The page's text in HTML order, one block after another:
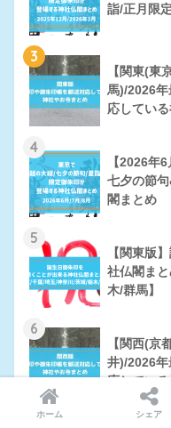
詣/正月限
3
【関東(東
馬)/2026年
応してい
4
【2026年
七夕の節
閣まとめ
5
【関東版
社仏閣ま
木/群馬】
6
【関西(京
井)/2026年
応してい
7ホーム シェア